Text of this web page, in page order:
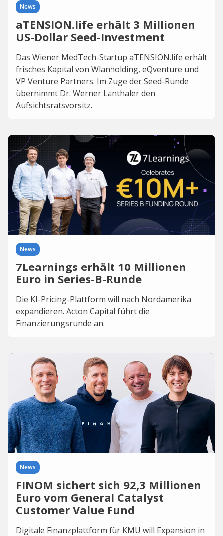
News
aTENSION.life erhält 3 Millionen
US-Dollar Seed-Investment
Das Wiener MedTech-Startup aTENSION.life erhält
frisches Kapital von Wlanholding, eQventure und
VP Venture Partners. Im Zuge der Seed-Runde
übernimmt Dr. Werner Lanthaler den
Aufsichtsratsvorsitz.
News
7Learnings erhält 10 Millionen
Euro in Series-B-Runde
Die KI-Pricing-Plattform will nach Nordamerika
expandieren. Acton Capital führt die
Finanzierungsrunde an.
News
FINOM sichert sich 92,3 Millionen
Euro vom General Catalyst
Customer Value Fund
Digitale Finanzplattform für KMU will Expansion in